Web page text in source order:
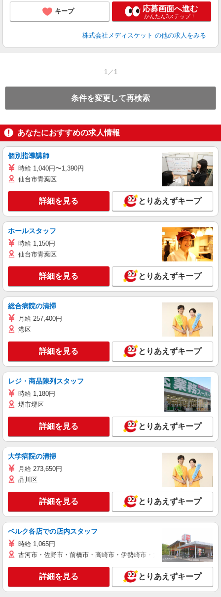
キープ 応募画面へ進む
かんたん3ステップ！
株式会社メディスケット の他の求人をみる
1／1
条件を変更して再検索
あなたにおすすめの求人情報
個別指導講師
時給 1,040円〜1,390円
仙台市青葉区
詳細を見る とりあえずキープ
ホールスタッフ
時給 1,150円
仙台市青葉区
詳細を見る とりあえずキープ
総合病院の清掃
月給 257,400円
港区
詳細を見る とりあえずキープ
レジ・商品陳列スタッフ
時給 1,180円
堺市堺区
詳細を見る とりあえずキープ
大学病院の清掃
月給 273,650円
品川区
詳細を見る とりあえずキープ
ベルク各店での店内スタッフ
時給 1,065円
古河市・佐野市・前橋市・高崎市・伊勢崎市・太田市・館林市・藤
詳細を見る とりあえずキープ